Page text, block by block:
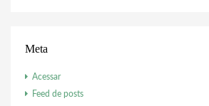
Meta
Acessar
Feed de posts